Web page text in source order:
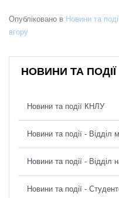
Опубліковано в Новини та
вгору
НОВИНИ ТА ПОДІЇ
Новини та події КНЛУ
Новини та події - Відділ
Новини та події - Відділ
Новини та події -